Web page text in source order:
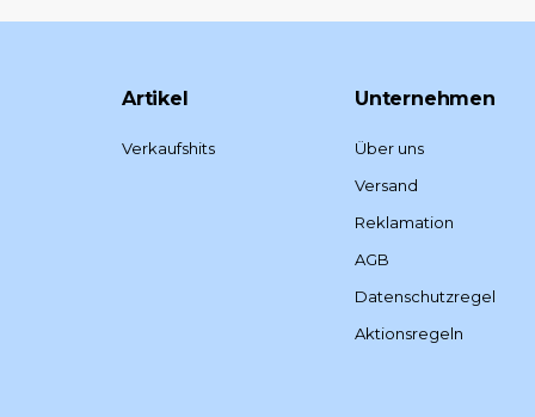
Artikel
Verkaufshits
Unternehmen
Über uns
Versand
Reklamation
AGB
Datenschutzregel
Aktionsregeln